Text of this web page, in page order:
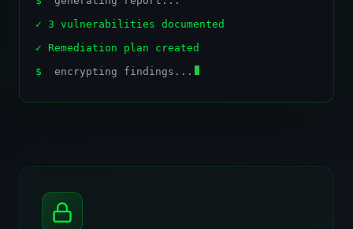
✓ 3 vulnerabilities documented
✓ Remediation plan created
$
encrypting findings...